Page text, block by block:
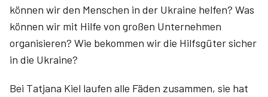
können wir den Menschen in der Ukraine helfen? Was
können wir mit Hilfe von großen Unternehmen
organisieren? Wie bekommen wir die Hilfsgüter sicher
in die Ukraine?
Bei Tatjana Kiel laufen alle Fäden zusammen, sie hat